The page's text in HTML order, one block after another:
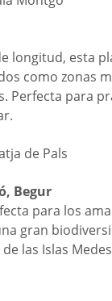
longitud, esta
como zonas
Perfecta para
de Pals
Begur
para los
gran
las Islas